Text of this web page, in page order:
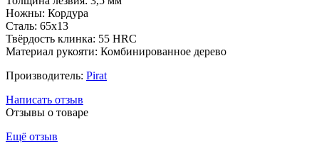
Ножны: Кордура
Сталь: 65х13
Твёрдость клинка: 55 HRC
Материал рукояти: Комбинированное дерево
Производитель: Pirat
Написать отзыв
Отзывы о товаре
Ещё отзыв